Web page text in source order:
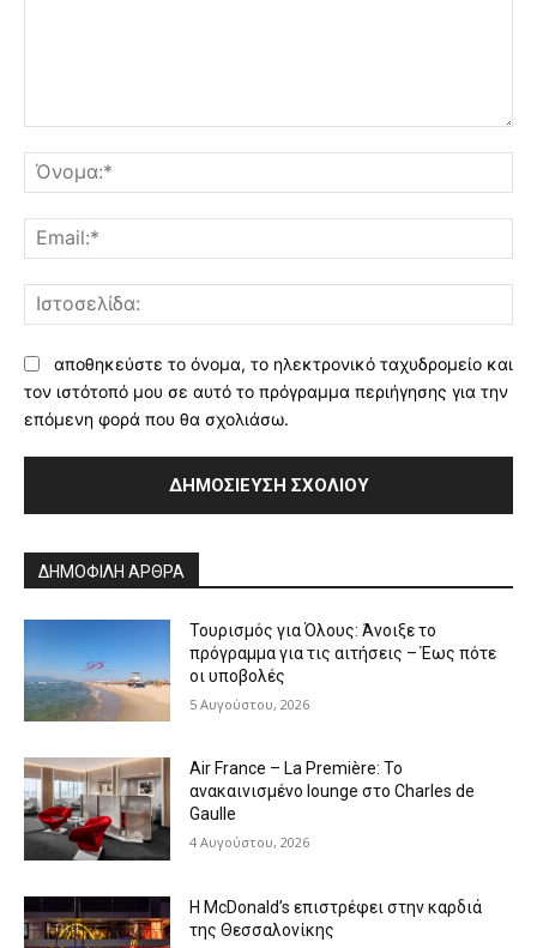
αποθηκεύστε το όνομα, το ηλεκτρονικό ταχυδρομείο και
τον ιστότοπό μου σε αυτό το πρόγραμμα περιήγησης για την
επόμενη φορά που θα σχολιάσω.
ΔΗΜΟΦΙΛΗ ΑΡΘΡΑ
Τουρισμός για Όλους: Άνοιξε το
πρόγραμμα για τις αιτήσεις – Έως πότε
οι υποβολές
5 Αυγούστου, 2026
Air France – La Première: Το
ανακαινισμένο lounge στο Charles de
Gaulle
4 Αυγούστου, 2026
Η McDonald’s επιστρέφει στην καρδιά
της Θεσσαλονίκης